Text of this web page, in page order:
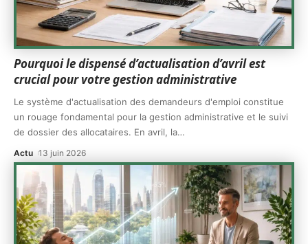
Pourquoi le dispensé d’actualisation d’avril est
crucial pour votre gestion administrative
Le système d'actualisation des demandeurs d'emploi constitue
un rouage fondamental pour la gestion administrative et le suivi
de dossier des allocataires. En avril, la…
Actu 13 juin 2026